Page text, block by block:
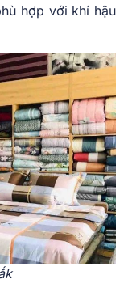
hợp với khí hậu